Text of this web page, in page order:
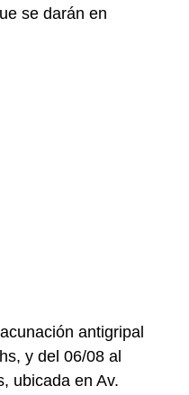
se darán en
antigripal
y del 06/08 al
ubicada en Av.